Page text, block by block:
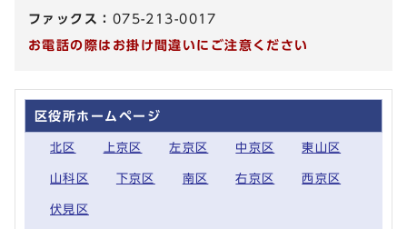
ファックス： 075-213-0017
お電話の際はお掛け間違いにご注意ください
区役所ホームページ
北区 上京区 左京区 中京区 東山区
山科区 下京区 南区 右京区 西京区
伏見区